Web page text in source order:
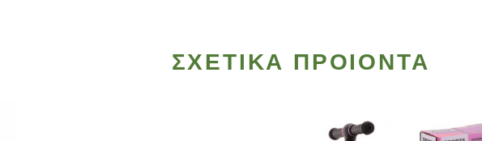
ΣΧΕΤΙΚΑ ΠΡΟΙΟΝΤΑ